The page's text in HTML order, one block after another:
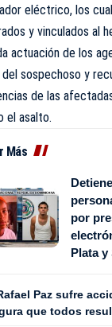
eléctrico, los
y vinculados al
actuación de los
del sospechoso y
de las
el asalto.
Más
por
Plata y
Paz sufre
que todos